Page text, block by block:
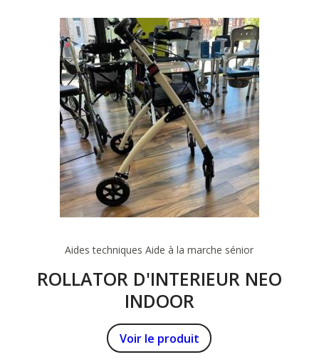
Aides techniques Aide à la marche sénior
ROLLATOR D'INTERIEUR NEO
INDOOR
Voir le produit